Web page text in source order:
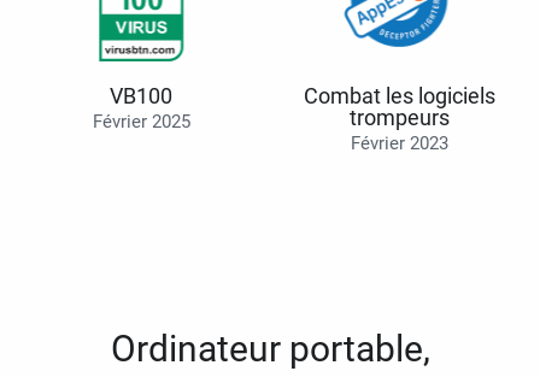
VB100
Février 2025
Combat les logiciels
trompeurs
Février 2023
Ordinateur portable,